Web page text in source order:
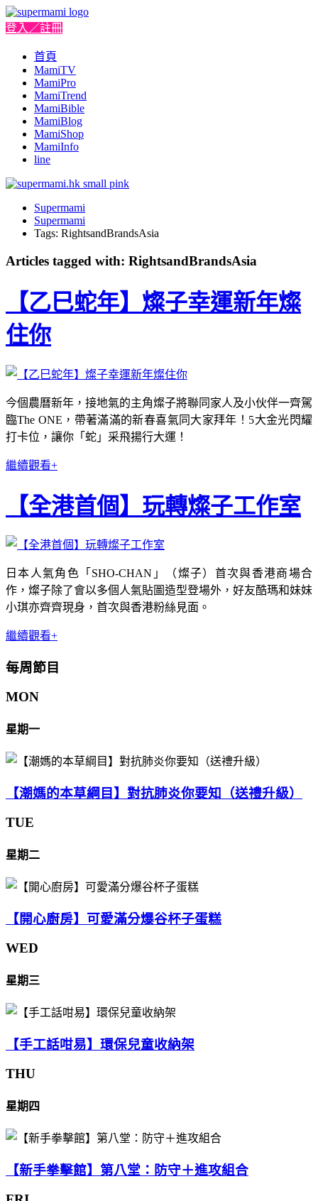
登入／註冊
首頁
MamiTV
MamiPro
MamiTrend
MamiBible
MamiBlog
MamiShop
MamiInfo
line
Supermami
Supermami
Tags: RightsandBrandsAsia
Articles tagged with: RightsandBrandsAsia
【乙巳蛇年】燦子幸運新年燦
住你
今個農曆新年，接地氣的主角燦子將聯同家人及小伙伴一齊駕
臨The ONE，帶著滿滿的新春喜氣同大家拜年！5大金光閃耀
打卡位，讓你「蛇」采飛揚行大運！
繼續觀看+
【全港首個】玩轉燦子工作室
日本人氣角色「SHO-CHAN」（燦子）首次與香港商場合
作，燦子除了會以多個人氣貼圖造型登場外，好友酷瑪和妹妹
小琪亦齊齊現身，首次與香港粉絲見面。
繼續觀看+
每周節目
MON
星期一
【潮媽的本草綱目】對抗肺炎你要知（送禮升級）
TUE
星期二
【開心廚房】可愛滿分爆谷杯子蛋糕
WED
星期三
【手工話咁易】環保兒童收納架
THU
星期四
【新手拳擊館】第八堂：防守＋進攻組合